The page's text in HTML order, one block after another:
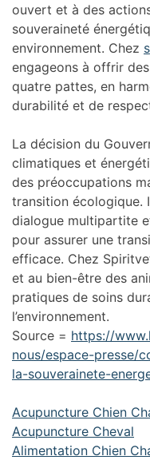
ouvert et à des
souveraineté
environnement. Chez
engageons à offrir
quatre pattes, en
durabilité et de
La décision du
climatiques et
des préoccupations
transition écologique.
dialogue multipartite
pour assurer une
efficace. Chez
et au bien-être des
pratiques de soins
l’environnement.
Source = https://
nous/espace-presse/
la-souverainete-
Acupuncture Chien
Acupuncture Cheval
Alimentation Chien